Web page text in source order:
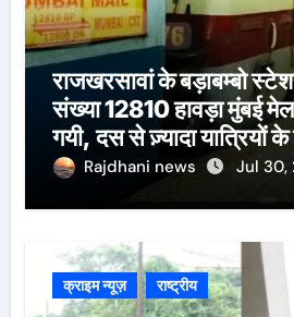
राजखरसावां के बड़ाबम्बो स्टेशन
संख्या 12810 हावड़ा मुंबई मेल
गयी, दस से ज़्यादा यात्रियों
खबर।सरायकेला के वरीय
Rajdhani news Jul 30,
क्राइम न्यूज़ राष्ट्रीय